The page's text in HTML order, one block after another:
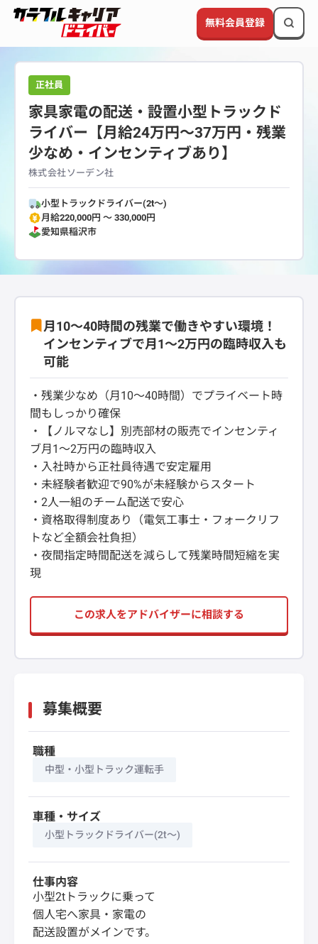
無料会員登録
正社員
家具家電の配送・設置小型トラックド
ライバー【月給24万円～37万円・残業
少なめ・インセンティブあり】
株式会社ソーデン社
小型トラックドライバー(2t～)
月給220,000円 〜 330,000円
愛知県稲沢市
月10～40時間の残業で働きやすい環境！
インセンティブで月1～2万円の臨時収入も
可能
・残業少なめ（月10～40時間）でプライベート時
間もしっかり確保
・【ノルマなし】別売部材の販売でインセンティ
ブ月1～2万円の臨時収入
・入社時から正社員待遇で安定雇用
・未経験者歓迎で90%が未経験からスタート
・2人一組のチーム配送で安心
・資格取得制度あり（電気工事士・フォークリフ
トなど全額会社負担）
・夜間指定時間配送を減らして残業時間短縮を実
現
この求人をアドバイザーに相談する
募集概要
職種
中型・小型トラック運転手
車種・サイズ
小型トラックドライバー(2t～)
仕事内容
小型2tトラックに乗って
個人宅へ家具・家電の
配送設置がメインです。